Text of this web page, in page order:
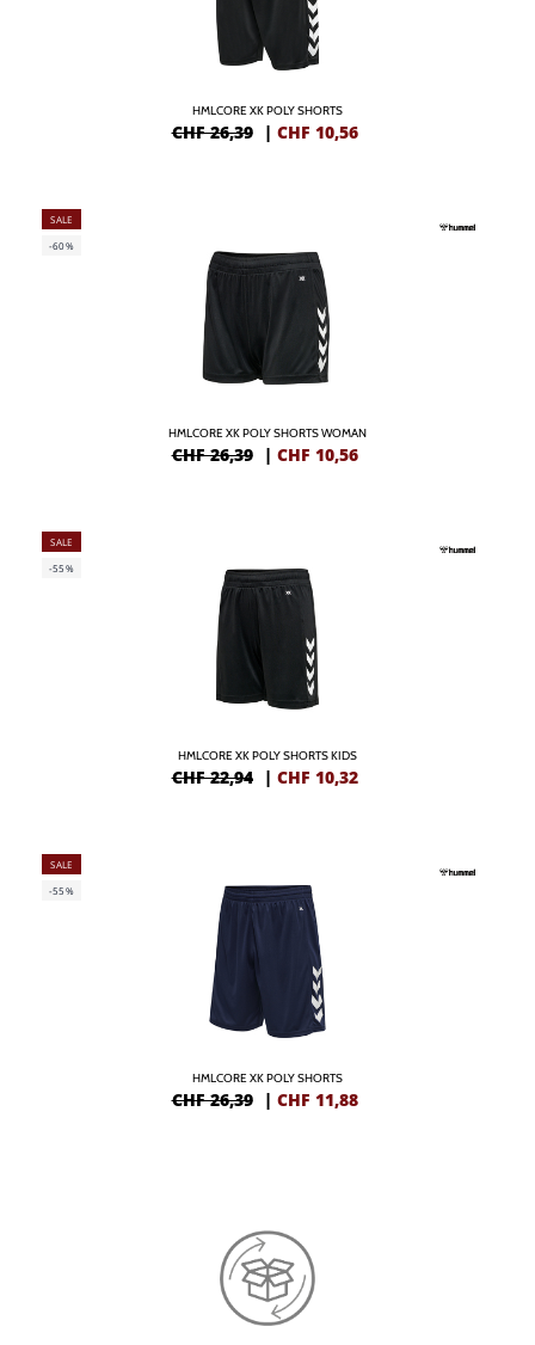
HMLCORE XK POLY SHORTS
CHF 26,39 | CHF 10,56
SALE
-60%
HMLCORE XK POLY SHORTS WOMAN
CHF 26,39 | CHF 10,56
SALE
-55%
HMLCORE XK POLY SHORTS KIDS
CHF 22,94 | CHF 10,32
SALE
-55%
HMLCORE XK POLY SHORTS
CHF 26,39 | CHF 11,88